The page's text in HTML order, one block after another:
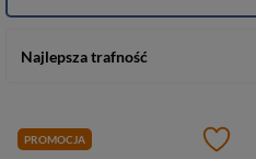
Najlepsza trafność
PROMOCJA